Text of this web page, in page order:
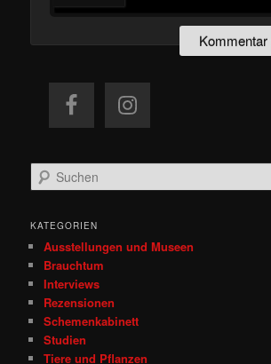
u
h
KATEGORIEN
Ausstellungen und Museen
Brauchtum
Interviews
Rezensionen
Schemenkabinett
Studien
Tiere und Pflanzen